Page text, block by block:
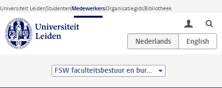
Ga direct naar de inhoud
Universiteit LeidenStudentenMedewerkersOrganisatiegidsBibliotheek
toggle
FSW faculteitsbestuur en bureau